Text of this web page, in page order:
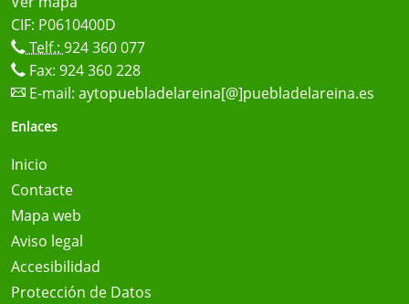
CIF: P0610400D
Telf.: 924 360 077
Fax: 924 360 228
E-mail: aytopuebladelareina[@]puebladelareina.es
Enlaces
Inicio
Contacte
Mapa web
Aviso legal
Accesibilidad
Protección de Datos